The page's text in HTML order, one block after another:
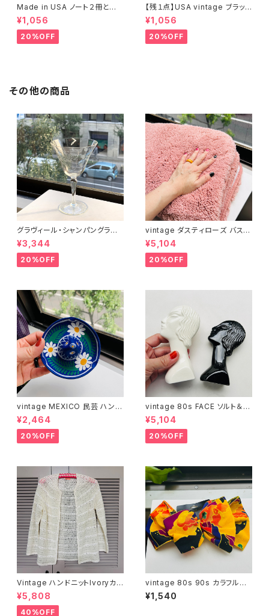
Made in USA ノート２冊とお
まけ
¥1,056
20%OFF
【残１点】USA vintage ブラック
琺瑯プレート
¥1,056
20%OFF
その他の商品
グラヴィール・シャンパングラス・
ワイングラス
¥3,344
20%OFF
vintage ダスティローズ バスマ
ット
¥5,104
20%OFF
vintage MEXICO 民芸 ハンド
ペイント ソンブレロ灰皿
¥2,464
20%OFF
vintage 80s FACE ソルト＆ペ
ッパーシェイカー
¥5,104
20%OFF
Vintage ハンドニットIvoryカ
ーディガン
¥5,808
40%OFF
vintage 80s 90s カラフルリ
ボンバレッタ
¥1,540